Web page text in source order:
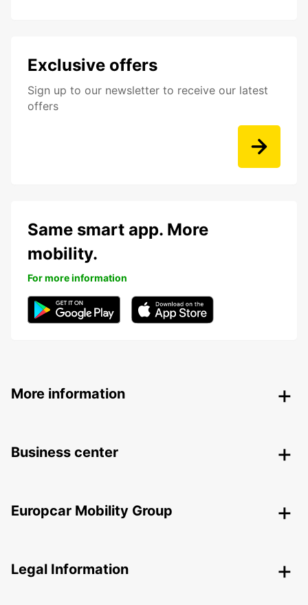
Exclusive offers
Sign up to our newsletter to receive our latest
offers
Same smart app. More
mobility.
For more information
More information
Business center
Europcar Mobility Group
Legal Information